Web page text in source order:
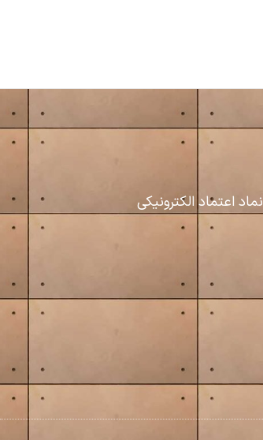
نماد اعتماد الکترونیکی